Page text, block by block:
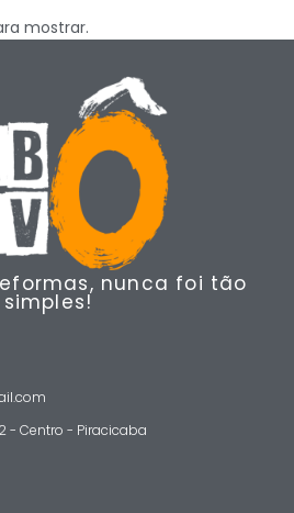
mostrar.
nunca foi tão
simples!
- Centro - Piracicaba